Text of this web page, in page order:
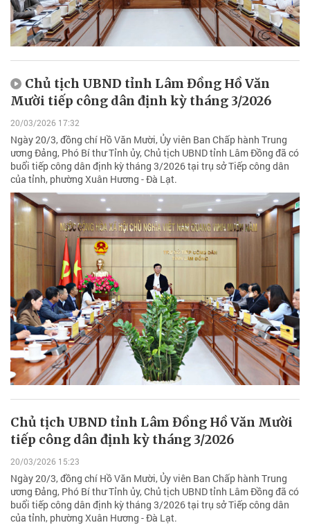
Chủ tịch UBND tỉnh Lâm Đồng Hồ Văn
Mười tiếp công dân định kỳ tháng 3/2026
20/03/2026 17:32
Ngày 20/3, đồng chí Hồ Văn Mười, Ủy viên Ban Chấp hành Trung
ương Đảng, Phó Bí thư Tỉnh ủy, Chủ tịch UBND tỉnh Lâm Đồng đã có
buổi tiếp công dân định kỳ tháng 3/2026 tại trụ sở Tiếp công dân
của tỉnh, phường Xuân Hương - Đà Lạt.
Chủ tịch UBND tỉnh Lâm Đồng Hồ Văn Mười
tiếp công dân định kỳ tháng 3/2026
20/03/2026 15:23
Ngày 20/3, đồng chí Hồ Văn Mười, Ủy viên Ban Chấp hành Trung
ương Đảng, Phó Bí thư Tỉnh ủy, Chủ tịch UBND tỉnh Lâm Đồng đã có
buổi tiếp công dân định kỳ tháng 3/2026 tại trụ sở Tiếp công dân
của tỉnh, phường Xuân Hương - Đà Lạt.